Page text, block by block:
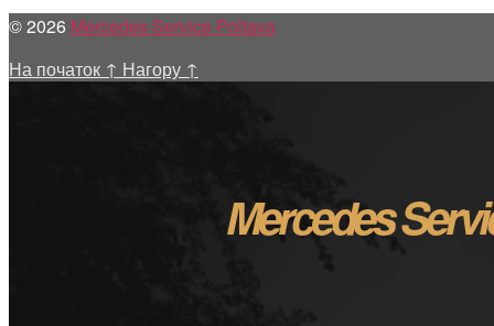
© 2026 Mercedes Service Poltava
На початок ↑ Нагору ↑
Mercedes